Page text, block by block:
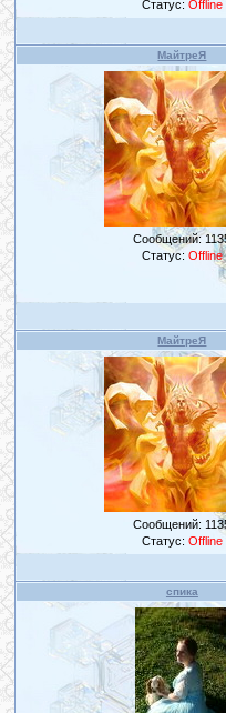
Статус: Offline
МайтреЯ
Сообщений:
Статус: Offline
МайтреЯ
Сообщений:
Статус: Offline
спика